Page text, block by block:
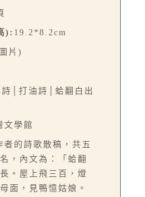
): 19.2*8.2cm
片)
│打油詩│蛤翻白出
文學館
者的詩歌散稿，共五
，內文為：「蛤翻
。屋上飛三百，燈
面，見鴨憶姑娘。